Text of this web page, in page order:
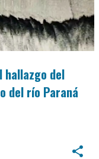
hallazgo del
del río Paraná